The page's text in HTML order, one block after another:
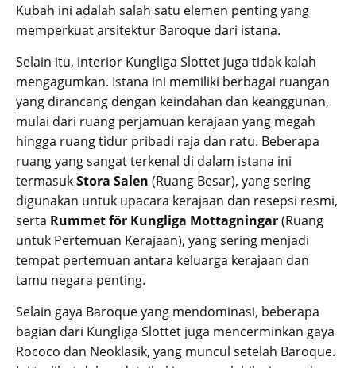
Kubah ini adalah salah satu elemen penting yang
memperkuat arsitektur Baroque dari istana.
Selain itu, interior Kungliga Slottet juga tidak kalah
mengagumkan. Istana ini memiliki berbagai ruangan
yang dirancang dengan keindahan dan keanggunan,
mulai dari ruang perjamuan kerajaan yang megah
hingga ruang tidur pribadi raja dan ratu. Beberapa
ruang yang sangat terkenal di dalam istana ini
termasukStora Salen (Ruang Besar), yang sering
digunakan untuk upacara kerajaan dan resepsi resmi,
serta Rummet för Kungliga Mottagningar(Ruang
untuk Pertemuan Kerajaan), yang sering menjadi
tempat pertemuan antara keluarga kerajaan dan
tamu negara penting.
Selain gaya Baroque yang mendominasi, beberapa
bagian dari Kungliga Slottet juga mencerminkan gaya
Rococo dan Neoklasik, yang muncul setelah Baroque.